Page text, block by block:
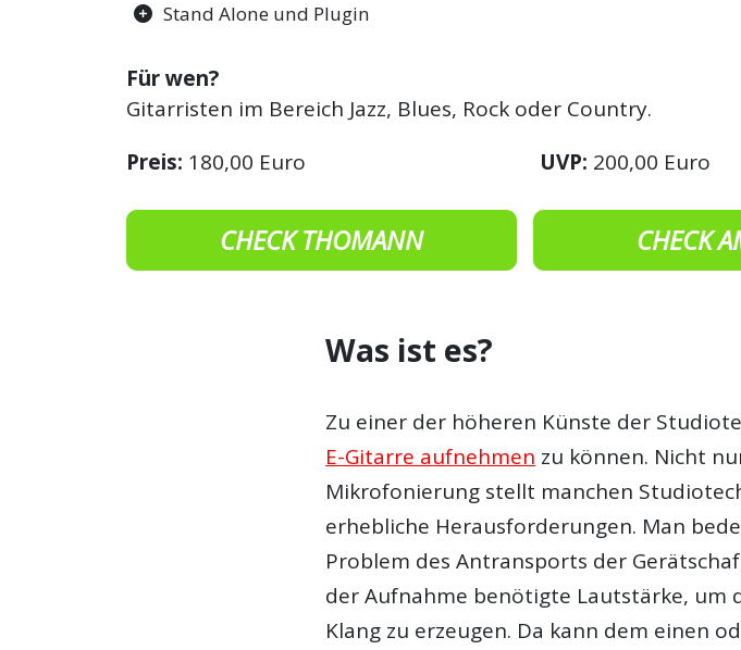
Stand Alone und Plugin
Für wen?
Gitarristen im Bereich Jazz, Blues, Rock oder Country.
Preis: 180,00 Euro UVP: 200,00 Euro
CHECK THOMANN CHECK
Was ist es?
Zu einer der höheren Künste der
E-Gitarre aufnehmen zu können. Nicht
Mikrofonierung stellt manchen
erhebliche Herausforderungen. Man
Problem des Antransports der
der Aufnahme benötigte Lautstärke, um
Klang zu erzeugen. Da kann dem einen